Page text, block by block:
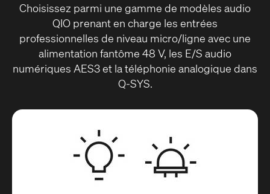
Choisissez parmi une gamme de modèles audio
QIO prenant en charge les entrées
professionnelles de niveau micro/ligne avec une
alimentation fantôme 48 V, les E/S audio
numériques AES3 et la téléphonie analogique dans
Q-SYS.